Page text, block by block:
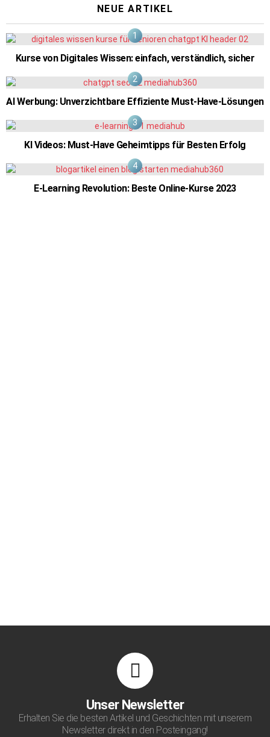
NEUE ARTIKEL
Kurse von Digitales Wissen: einfach, verständlich, sicher
AI Werbung: Unverzichtbare Effiziente Must-Have-Lösungen
KI Videos: Must-Have Geheimtipps für Besten Erfolg
E-Learning Revolution: Beste Online-Kurse 2023
Unser Newsletter
Erhalten Sie die besten Artikel und Geschichten mit unserem
Newsletter direkt in den Posteingang!